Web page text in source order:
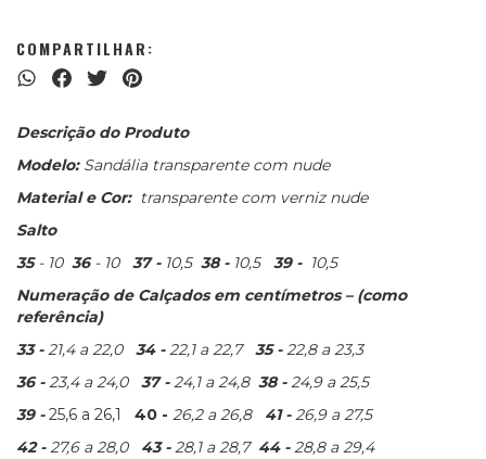
COMPARTILHAR:
Descrição do Produto
Modelo: Sandália transparente com nude
Material e Cor: transparente com verniz nude
Salto
35- 10 36- 10 37 - 10,5 38 - 10,5 39 - 10,5
Numeração de Calçados em centímetros – (como
referência)
33 -21,4 a 22,0 34 -22,1 a 22,7 35 -22,8 a 23,3
36 -23,4 a 24,037 -24,1 a 24,8 38 -24,9 a 25,5
39 -25,6 a 26,1 40 - 26,2 a 26,8 41 -26,9 a 27,5
42 -27,6 a 28,0 43 -28,1 a 28,7 44 -28,8 a 29,4